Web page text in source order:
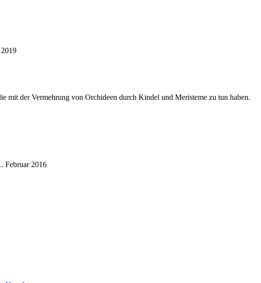
mit der Vermehrung von Orchideen durch Kindel und Meristeme zu tun haben.
Februar 2016